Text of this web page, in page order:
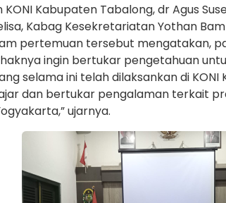
KONI Kabupaten Tabalong, dr Agus
Kabag Kesekretariatan Yothan
pertemuan tersebut mengatakan,
ingin bertukar pengetahuan
selama ini telah dilaksankan di KONI
dan bertukar pengalaman terkait
ujarnya.